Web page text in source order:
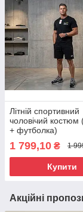
Літній спортивний
чоловічий костюм
+ футболка)
1 799,10 ₴ 1
Купити
Акційні